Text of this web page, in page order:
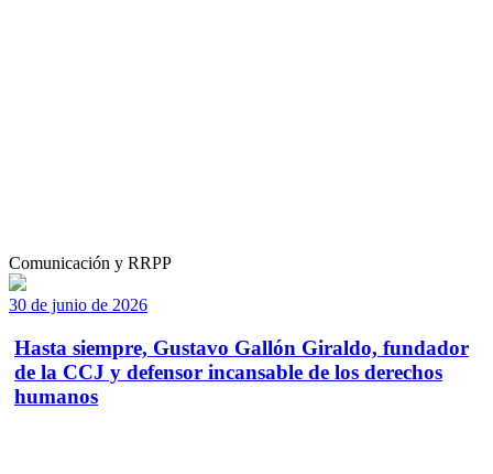
Comunicación y RRPP
30 de junio de 2026
Hasta siempre, Gustavo Gallón Giraldo, fundador
de la CCJ y defensor incansable de los derechos
humanos